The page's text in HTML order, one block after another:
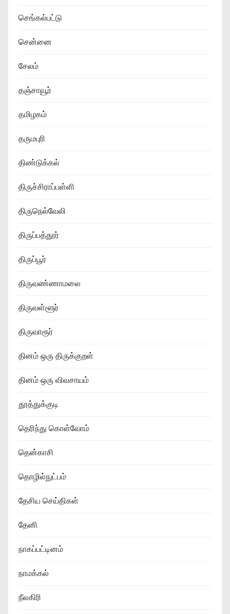
செங்கல்பட்டு
சென்னை
சேலம்
தஞ்சாவூர்
தமிழகம்
தருமபுரி
திண்டுக்கல்
திருச்சிராப்பள்ளி
திருநெல்வேலி
திருப்பத்தூர்
திருப்பூர்
திருவண்ணாமலை
திருவள்ளூர்
திருவாரூர்
தினம் ஒரு திருக்குறள்
தினம் ஒரு விவசாயம்
தூத்துக்குடி
தெரிந்து கொள்வோம்
தென்காசி
தொழில்நுட்பம்
தேசிய செய்திகள்
தேனி
நாகப்பட்டினம்
நாமக்கல்
நீலகிரி